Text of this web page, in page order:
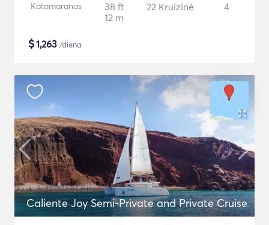
Katamaranas
38 ft
12 m
22 Kruizinė 4
$1,263 /diena
Caliente Joy Semi-Private and Private Cruise